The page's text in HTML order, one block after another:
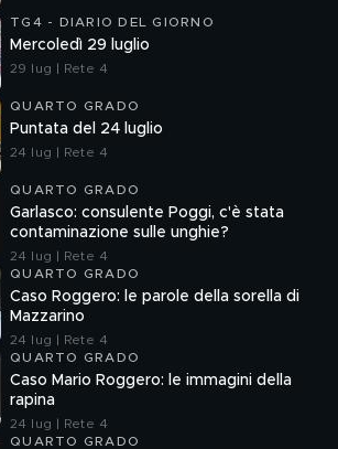
TG4 - DIARIO DEL GIORNO
Mercoledì 29 luglio
29 lug | Rete 4
QUARTO GRADO
Puntata del 24 luglio
24 lug | Rete 4
QUARTO GRADO
Garlasco: consulente Poggi, c'è stata
contaminazione sulle unghie?
24 lug | Rete 4
QUARTO GRADO
Caso Roggero: le parole della sorella di
Mazzarino
24 lug | Rete 4
QUARTO GRADO
Caso Mario Roggero: le immagini della
rapina
24 lug | Rete 4
QUARTO GRADO